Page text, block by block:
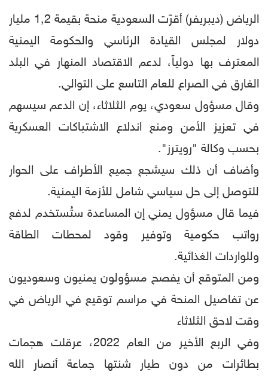
الرياض (ديبريفر) أقرّت السعودية منحة بقيمة 1,2 مليار
دولار لمجلس القيادة الرئاسي والحكومة اليمنية
المعترف بها دولياً، لدعم الاقتصاد المنهار في البلد
الغارق في الصراع للعام التاسع على التوالي.
وقال مسؤول سعودي، يوم الثلاثاء، إن الدعم سيسهم
في تعزيز الأمن ومنع اندلاع الاشتباكات العسكرية
بحسب وكالة "رويترز".
وأضاف أن ذلك سيشجع جميع الأطراف على الحوار
للتوصل إلى حل سياسي شامل للأزمة اليمنية.
فيما قال مسؤول يمني إن المساعدة ستُستخدم لدفع
رواتب حكومية وتوفير وقود لمحطات الطاقة
وللواردات الغذائية.
ومن المتوقع أن يفصح مسؤولون يمنيون وسعوديون
عن تفاصيل المنحة في مراسم توقيع في الرياض في
وقت لاحق الثلاثاء
وفي الربع الأخير من العام 2022، عرقلت هجمات
بطائرات من دون طيار شنتها جماعة أنصار الله